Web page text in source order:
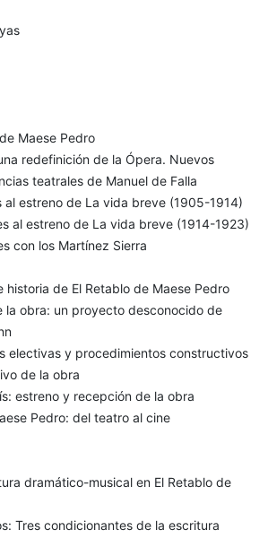
Maese Pedro
redefinición de la Ópera. Nuevos
teatrales de Manuel de Falla
al estreno de La vida breve (1905-1914)
al estreno de La vida breve (1914-1923)
con los Martínez Sierra
historia de El Retablo de Maese Pedro
la obra: un proyecto desconocido de
electivas y procedimientos constructivos
de la obra
estreno y recepción de la obra
Pedro: del teatro al cine
dramático-musical en El Retablo de
Tres condicionantes de la escritura